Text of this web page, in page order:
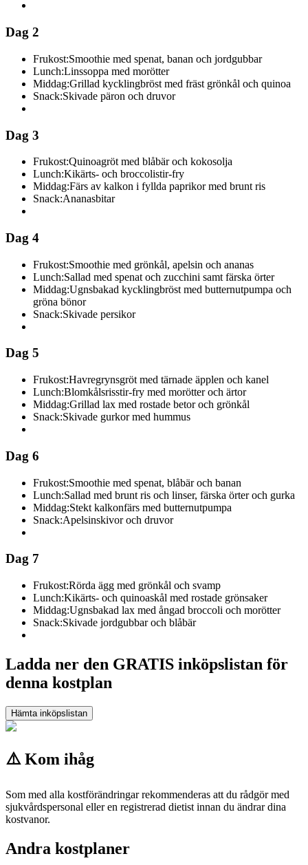
Dag 2
Frukost:Smoothie med spenat, banan och jordgubbar
Lunch:Linssoppa med morötter
Middag:Grillad kycklingbröst med fräst grönkål och quinoa
Snack:Skivade päron och druvor
Dag 3
Frukost:Quinoagröt med blåbär och kokosolja
Lunch:Kikärts- och broccolistir-fry
Middag:Färs av kalkon i fyllda paprikor med brunt ris
Snack:Ananasbitar
Dag 4
Frukost:Smoothie med grönkål, apelsin och ananas
Lunch:Sallad med spenat och zucchini samt färska örter
Middag:Ugnsbakad kycklingbröst med butternutpumpa och
gröna bönor
Snack:Skivade persikor
Dag 5
Frukost:Havregrynsgröt med tärnade äpplen och kanel
Lunch:Blomkålsrisstir-fry med morötter och ärtor
Middag:Grillad lax med rostade betor och grönkål
Snack:Skivade gurkor med hummus
Dag 6
Frukost:Smoothie med spenat, blåbär och banan
Lunch:Sallad med brunt ris och linser, färska örter och gurka
Middag:Stekt kalkonfärs med butternutpumpa
Snack:Apelsinskivor och druvor
Dag 7
Frukost:Rörda ägg med grönkål och svamp
Lunch:Kikärts- och quinoaskål med rostade grönsaker
Middag:Ugnsbakad lax med ångad broccoli och morötter
Snack:Skivade jordgubbar och blåbär
Ladda ner den GRATIS inköpslistan för
denna kostplan
Hämta inköpslistan
⚠️ Kom ihåg
Som med alla kostförändringar rekommenderas att du rådgör med
sjukvårdspersonal eller en registrerad dietist innan du ändrar dina
kostvanor.
Andra kostplaner